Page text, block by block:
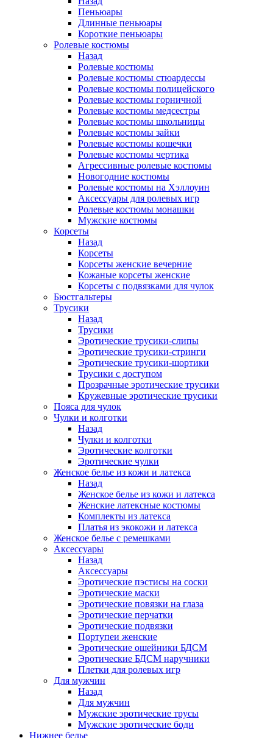
Пеньюары
Длинные пеньюары
Короткие пеньюары
Ролевые костюмы
Назад
Ролевые костюмы
Ролевые костюмы стюардессы
Ролевые костюмы полицейского
Ролевые костюмы горничной
Ролевые костюмы медсестры
Ролевые костюмы школьницы
Ролевые костюмы зайки
Ролевые костюмы кошечки
Ролевые костюмы чертика
Агрессивные ролевые костюмы
Новогодние костюмы
Ролевые костюмы на Хэллоуин
Аксессуары для ролевых игр
Ролевые костюмы монашки
Мужские костюмы
Корсеты
Назад
Корсеты
Корсеты женские вечерние
Кожаные корсеты женские
Корсеты с подвязками для чулок
Бюстгальтеры
Трусики
Назад
Трусики
Эротические трусики-слипы
Эротические трусики-стринги
Эротические трусики-шортики
Трусики с доступом
Прозрачные эротические трусики
Кружевные эротические трусики
Пояса для чулок
Чулки и колготки
Назад
Чулки и колготки
Эротические колготки
Эротические чулки
Женское белье из кожи и латекса
Назад
Женское белье из кожи и латекса
Женские латексные костюмы
Комплекты из латекса
Платья из экокожи и латекса
Женское белье с ремешками
Аксессуары
Назад
Аксессуары
Эротические пэстисы на соски
Эротические маски
Эротические повязки на глаза
Эротические перчатки
Эротические подвязки
Портупеи женские
Эротические ошейники БДСМ
Эротические БДСМ наручники
Плетки для ролевых игр
Для мужчин
Назад
Для мужчин
Мужские эротические трусы
Мужские эротические боди
Нижнее белье